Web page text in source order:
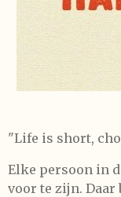
"Life is short,
Elke persoon in
voor te zijn. Daar